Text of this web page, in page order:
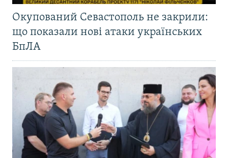
Окупований Севастополь не закрили:
що показали нові атаки українських
БпЛА